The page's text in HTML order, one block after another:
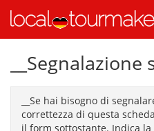
__Segnalazione
__Se hai bisogno di
correttezza di questa
il form sottostante. Indica